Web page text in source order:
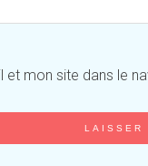
et mon site dans le